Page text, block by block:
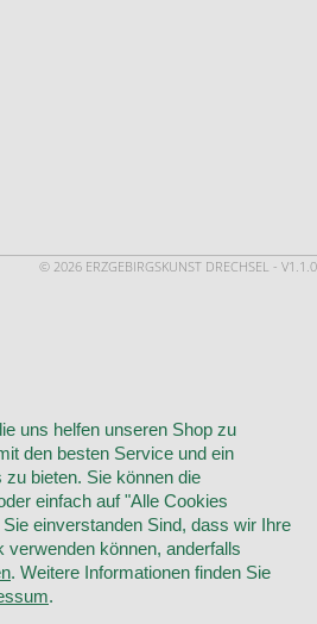
© 2026 ERZGEBIRGSKUNST DRECHSEL - V1.1.0
uns helfen unseren Shop zu
den besten Service und ein
bieten. Sie können die
einfach auf "Alle Cookies
einverstanden Sind, dass wir Ihre
können, anderfalls
. Weitere Informationen finden Sie
.